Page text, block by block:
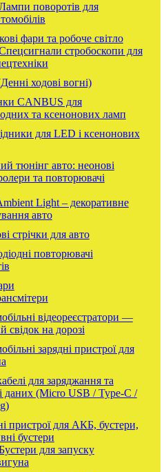
поворотів для
фари та робоче світло
стробоскопи для
ходові вогні)
CANBUS для
та ксенонових ламп
для LED і ксенонових
тюнінг авто: неонові
та повторювачі
Light – декоративне
авто
стрічки для авто
повторювачі
відеореєстратори —
свідок на дорозі
зарядні пристрої для
для заряджання та
даних (Micro USB / Type-C /
пристрої для АКБ, бустери,
бустери
для запуску